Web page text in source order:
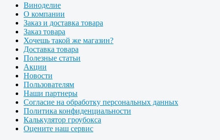
Виноделие
О компании
Заказ и доставка товара
Заказ товара
Хочешь такой же магазин?
Доставка товара
Полезные статьи
Акции
Новости
Пользователям
Наши партнеры
Согласие на обработку персональных данных
Политика конфиденциальности
Калькулятор гроубокса
Оцените наш сервис